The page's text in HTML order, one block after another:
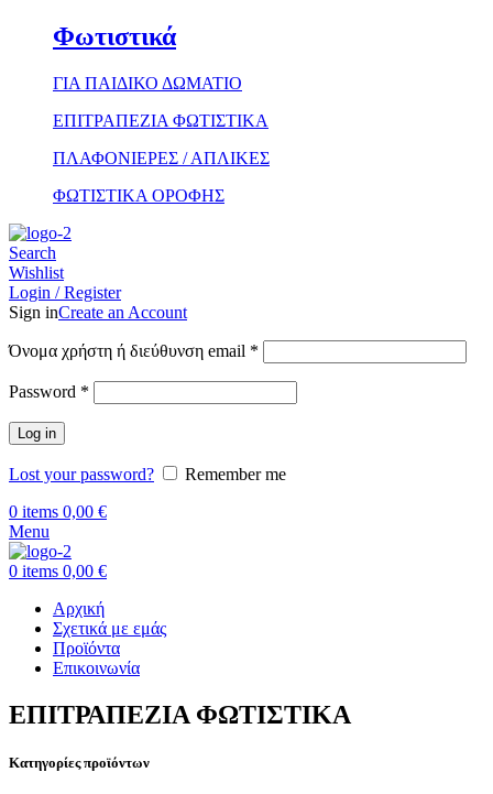
Φωτιστικά
ΓΙΑ ΠΑΙΔΙΚΟ ΔΩΜΑΤΙΟ
ΕΠΙΤΡΑΠΕΖΙΑ ΦΩΤΙΣΤΙΚΑ
ΠΛΑΦΟΝΙΕΡΕΣ / ΑΠΛΙΚΕΣ
ΦΩΤΙΣΤΙΚΑ ΟΡΟΦΗΣ
Search
Wishlist
Login / Register
Sign inCreate an Account
Όνομα χρήστη ή διεύθυνση email *
Password *
Log in
Lost your password?
Remember me
0 items 0,00 €
Menu
0 items 0,00 €
Αρχική
Σχετικά με εμάς
Προϊόντα
Επικοινωνία
ΕΠΙΤΡΑΠΕΖΙΑ ΦΩΤΙΣΤΙΚΑ
Κατηγορίες προϊόντων